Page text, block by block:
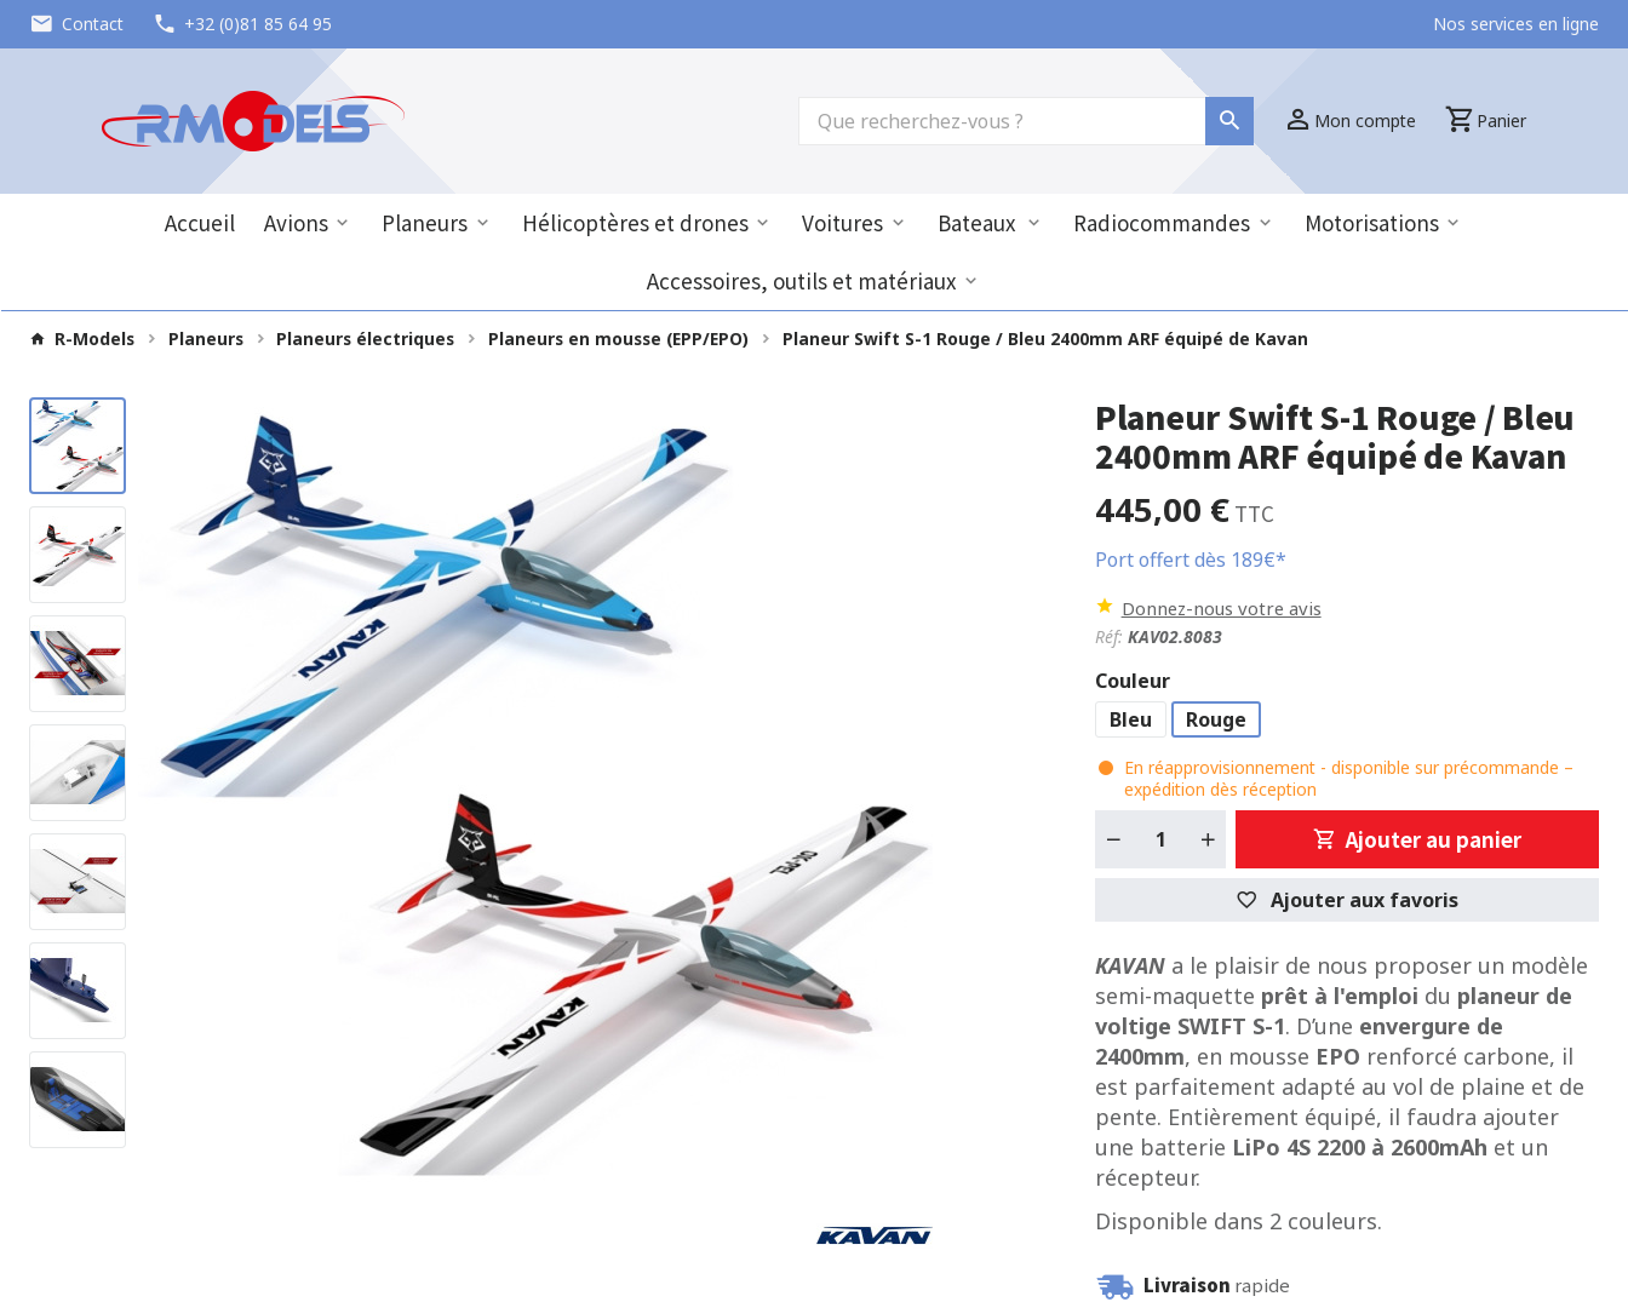
Contact +32 (0)81 85 64 95 Nos services en ligne
Mon compte Panier
Accueil Avions Planeurs Hélicoptères et drones Voitures Bateaux Radiocommandes
Motorisations
Accessoires, outils et matériaux
R-Models Planeurs Planeurs électriques Planeurs en mousse (EPP/EPO) Planeur Swift S-1 Rouge / Bleu 2400mm ARF équipé de Kavan
Planeur Swift S-1 Rouge / Bleu
2400mm ARF équipé de Kavan
445,00 € TTC
Port offert dès 189€*
Donnez-nous votre avis
Réf: KAV02.8083
Couleur
Bleu
Rouge
En réapprovisionnement - disponible sur précommande –
expédition dès réception
Ajouter au panier
Ajouter aux favoris
KAVAN a le plaisir de nous proposer un modèle
semi-maquette prêt à l'emploi du planeur de
voltige SWIFT S-1. D’une envergure de
2400mm, en mousse EPO renforcé carbone, il
est parfaitement adapté au vol de plaine et de
pente. Entièrement équipé, il faudra ajouter
une batterie LiPo 4S 2200 à 2600mAh et un
récepteur.
Disponible dans 2 couleurs.
Livraison rapide